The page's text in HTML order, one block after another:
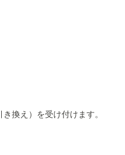
換え）を受け付けます。